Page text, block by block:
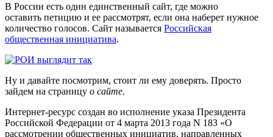
В России есть один единственный сайт, где можно
оставить петицию и ее рассмотрят, если она наберет нужное
количество голосов. Сайт называется Российская
общественная инициатива.
Ну и давайте посмотрим, стоит ли ему доверять. Просто
зайдем на страницу о сайте.
Интернет-ресурс создан во исполнение указа Президента
Российской Федерации от 4 марта 2013 года N 183 «О
рассмотрении общественных инициатив, направленных